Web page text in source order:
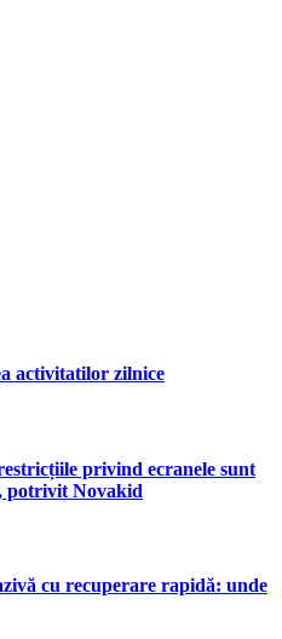
activitatilor zilnice
privind ecranele sunt
potrivit Novakid
cu recuperare rapidă: unde